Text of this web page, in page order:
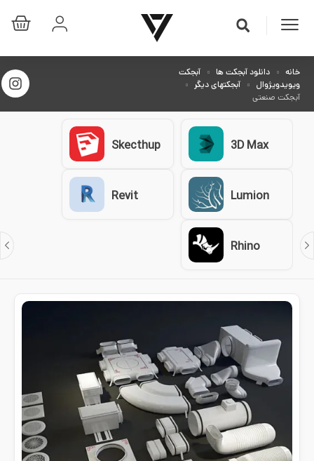
خانه دانلود آبجکت ها
آبجکت
ویویدویژوال
آبجکتهای دیگر
آبجکت صنعتی
3D Max
Skecthup
Lumion
Revit
Rhino